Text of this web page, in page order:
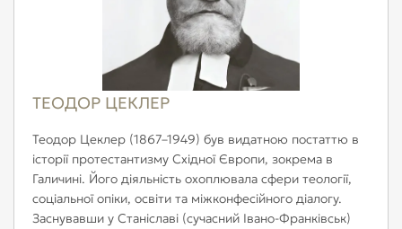
ТЕОДОР ЦЕКЛЕР
Теодор Цеклер (1867–1949) був видатною постаттю в
історії протестантизму Східної Європи, зокрема в
Галичині. Його діяльність охоплювала сфери теології,
соціальної опіки, освіти та міжконфесійного діалогу.
Заснувавши у Станіславі (сучасний Івано-Франківськ)